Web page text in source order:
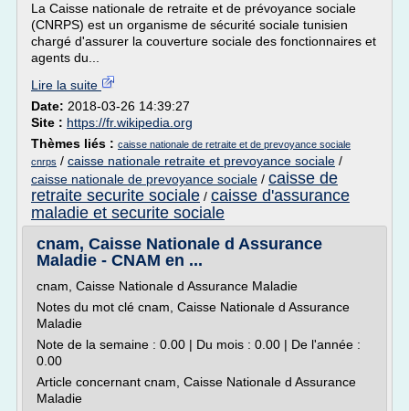
La Caisse nationale de retraite et de prévoyance sociale
(CNRPS) est un organisme de sécurité sociale tunisien
chargé d'assurer la couverture sociale des fonctionnaires et
agents du...
Lire la suite
Date: 2018-03-26 14:39:27
Site : https://fr.wikipedia.org
Thèmes liés : caisse nationale de retraite et de prevoyance sociale
cnrps / caisse nationale retraite et prevoyance sociale /
caisse nationale de prevoyance sociale / caisse de
retraite securite sociale / caisse d'assurance
maladie et securite sociale
cnam, Caisse Nationale d Assurance
Maladie - CNAM en ...
cnam, Caisse Nationale d Assurance Maladie
Notes du mot clé cnam, Caisse Nationale d Assurance
Maladie
Note de la semaine : 0.00 | Du mois : 0.00 | De l'année :
0.00
Article concernant cnam, Caisse Nationale d Assurance
Maladie